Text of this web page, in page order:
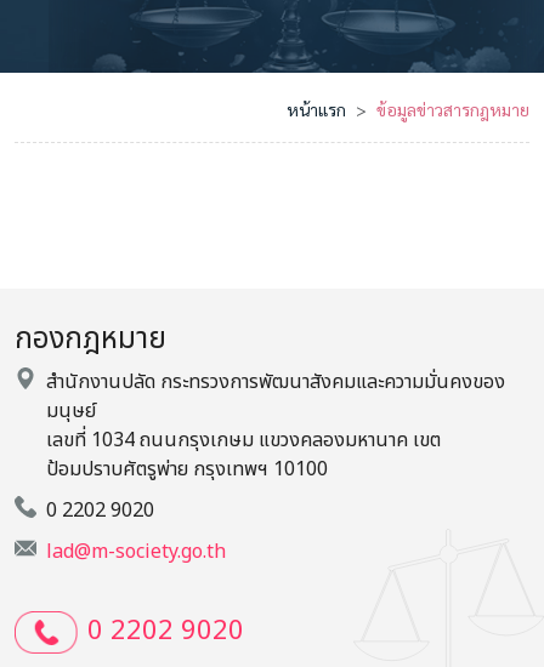
หน้าแรก ข้อมูลข่าวสารกฎหมาย
กองกฎหมาย
สำนักงานปลัด กระทรวงการพัฒนาสังคมและความมั่นคงของ
มนุษย์
เลขที่ 1034 ถนนกรุงเกษม แขวงคลองมหานาค เขต
ป้อมปราบศัตรูพ่าย กรุงเทพฯ 10100
0 2202 9020
lad@m-society.go.th
0 2202 9020